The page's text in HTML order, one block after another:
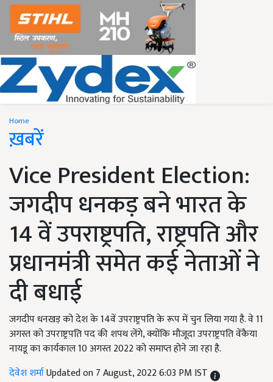
Home
ख़बरें
Vice President Election:
जगदीप धनकड़ बने भारत के
14 वें उपराष्ट्रपति, राष्ट्रपति और
प्रधानमंत्री समेत कई नेताओं ने
दी बधाई
जगदीप धनखड़ को देश के 14वें उपराष्ट्रपति के रूप में चुन लिया गया है. वे 11
अगस्त को उपराष्ट्रपति पद की शपथ लेंगे, क्योंकि मौजूदा उपराष्ट्रपति वेंकैया
नायडू का कार्यकाल 10 अगस्त 2022 को समाप्त होने जा रहा है.
देवेश शर्माUpdated on 7 August, 2022 6:03 PM IST